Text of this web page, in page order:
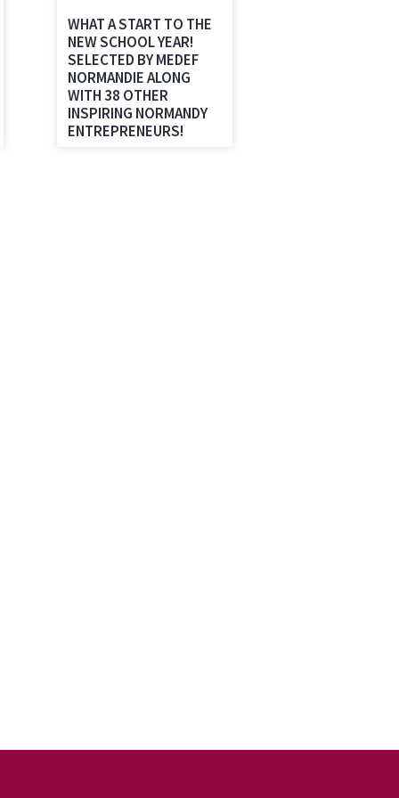
WHAT A START TO THE
NEW SCHOOL YEAR!
SELECTED BY MEDEF
NORMANDIE ALONG
WITH 38 OTHER
INSPIRING NORMANDY
ENTREPRENEURS!